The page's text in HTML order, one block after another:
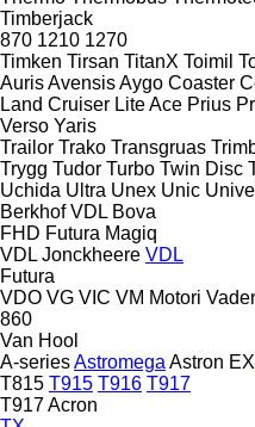
Timberjack
870 1210 1270
Timken Tirsan TitanX Toimil
AurisAvensisAygo Coaster
Land Cruiser Lite Ace Prius
Verso Yaris
Trailor Trako Transgruas
Trygg Tudor Turbo Twin Disc
Uchida Ultra Unex Unic
Berkhof VDL Bova
FHD Futura Magiq
VDL Jonckheere VDL
Futura
VDO VG VIC VM Motori
860
Van Hool
A-seriesAstromega Astron EX
T815 T915 T916 T917
T917 Acron